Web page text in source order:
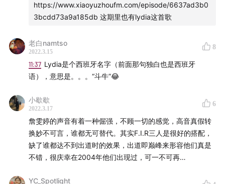
https://www.xiaoyuzhoufm.com/episode/6637ad3b0
3bcdd73a9a185db 这期里也有lydia这首歌
老白namtso
2022.3.15
8
11:37 Lydia是个西班牙名字（前面那句独白也是西班牙
语），意思是。。。“斗牛”😂
小歇歇
2022.3.17
6
詹雯婷的声音有着一种倔强，不顾一切的感觉，高音真假转
换妙不可言，谁都无可替代。其实F.I.R三人是很好的搭配，
缺了谁都达不到出道时的效果，出道即巅峰来形容他们真是
不错，很庆幸在2004年他们出现过，可一不可再…
YC_Spotlight